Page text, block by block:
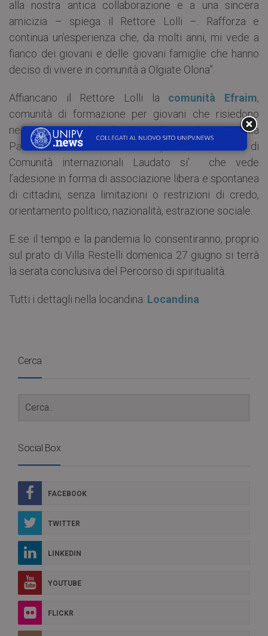
alla nostra antica collaborazione e a una sincera
amicizia – spiega il Rettore Lolli –. Rafforza e
continua un’esperienza che, da molti anni, mi vede a
fianco dei giovani e delle giovani famiglie che hanno
deciso di vivere in comunità a Olgiate Olona”.
Affiancano il Rettore Lolli la comunità Efraim,
comunità di formazione per giovani che risiedono
nello spazio di Villa Restelli, e la Comunità
Pachamama. Quest’ultima fa parte della rete di
Comunità internazionali Laudato si’ che vede
l’adesione in forma di associazione libera e spontanea
di cittadini, senza limitazioni o restrizioni di credo,
orientamento politico, nazionalità, estrazione sociale.
E se il tempo e la pandemia lo consentiranno, proprio
sul prato di Villa Restelli domenica 27 giugno si terrà
la serata conclusiva del Percorso di spiritualità.
Tutti i dettagli nella locandina: Locandina
Cerca
Social Box
FACEBOOK
TWITTER
LINKEDIN
YOUTUBE
FLICKR